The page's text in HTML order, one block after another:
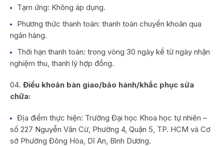
Tạm ứng: Không áp dụng.
Phương thức thanh toán: thanh toán chuyển khoản qua
ngân hàng.
Thời hạn thanh toán: trong vòng 30 ngày kể từ ngày nhận
nghiệm thu, thanh lý hợp đồng.
Điều khoản bàn giao/bảo hành/khắc phục sửa
chữa:
Địa điểm thực hiện: Trường Đại học Khoa học tự nhiên –
số 227 Nguyễn Văn Cừ, Phường 4, Quận 5, TP. HCM và Cơ
sở Phường Đông Hòa, Dĩ An, Bình Dương.